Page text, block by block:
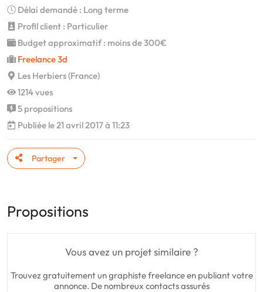
Délai demandé : Long terme
Profil client : Particulier
Budget approximatif : moins de 300€
Freelance 3d
Les Herbiers (France)
1214 vues
5 propositions
Publiée le 21 avril 2017 à 11:23
Partager
Propositions
Vous avez un projet similaire ?
Trouvez gratuitement un graphiste freelance en publiant votre
annonce. De nombreux contacts assurés